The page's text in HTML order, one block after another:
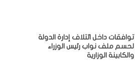
توافقات داخل ائتلاف إدارة الدولة
لحسم ملف نواب رئيس الوزراء
والكابينة الوزارية